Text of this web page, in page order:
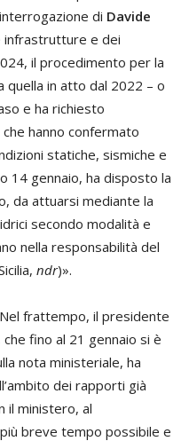
di Davide
infrastrutture e dei
il procedimento per la
in atto dal 2022 – o
e ha richiesto
hanno confermato
statiche, sismiche e
14 gennaio, ha disposto la
da attuarsi mediante la
secondo modalità e
nella responsabilità del
ndr)».
frattempo, il presidente
che fino al 21 gennaio si è
nota ministeriale, ha
dei rapporti già
il ministero, al
breve tempo possibile e